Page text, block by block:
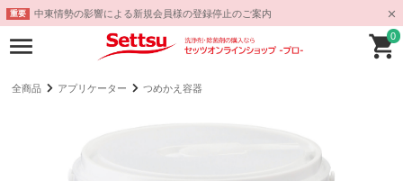
重要 中東情勢の影響による新規会員様の登録停止のご案内
0
全商品 アプリケーター つめかえ容器